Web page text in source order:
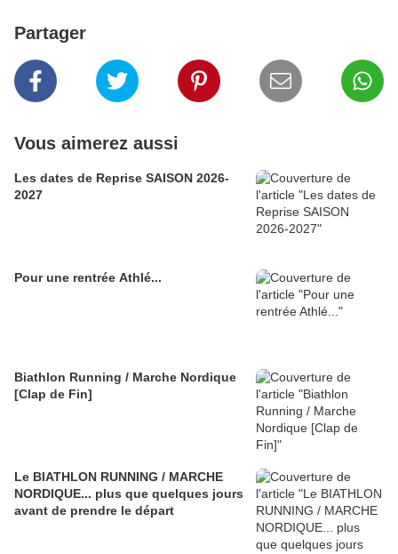
Partager
Vous aimerez aussi
Les dates de Reprise SAISON 2026-
2027
Pour une rentrée Athlé...
Biathlon Running / Marche Nordique
[Clap de Fin]
Le BIATHLON RUNNING / MARCHE
NORDIQUE... plus que quelques jours
avant de prendre le départ